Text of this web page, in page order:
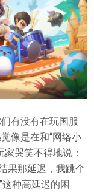
有没有在玩国服
像是在和“网络小
哭笑不得地说：
果那延迟，我跳个
这种高延迟的困